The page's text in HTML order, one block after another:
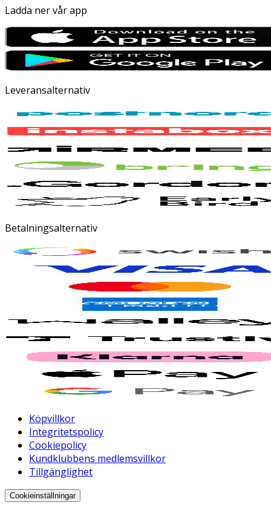
Ladda ner vår app
Leveransalternativ
Betalningsalternativ
Köpvillkor
Integritetspolicy
Cookiepolicy
Kundklubbens medlemsvillkor
Tillgänglighet
Cookieinställningar